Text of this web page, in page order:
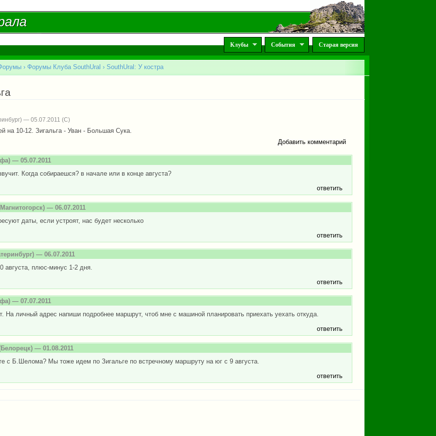
Клубы События Старая версия
› Форумы Клуба SouthUral › SouthUral: У костра
— 05.07.2011
на 10-12. Зигальга - Уван - Большая Сука.
Добавить комментарий
— 05.07.2011
Когда собираешся? в начале или в конце августа?
ответить
— 06.07.2011
даты, если устроят, нас будет несколько
ответить
— 06.07.2011
августа, плюс-минус 1-2 дня.
ответить
— 07.07.2011
На личный адрес напиши подробнее маршрут, чтоб мне с машиной планировать приехать уехать откуда.
ответить
— 01.08.2011
с Б.Шелома? Мы тоже идем по Зигальге по встречному маршруту на юг с 9 августа.
ответить